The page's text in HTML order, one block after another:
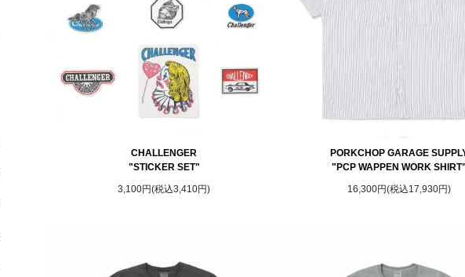
CHALLENGER
"STICKER SET"
3,100円(税込3,410円)
PORKCHOP GARAGE
"PCP WAPPEN WORK SHIRT"
16,300円(税込17,930円)